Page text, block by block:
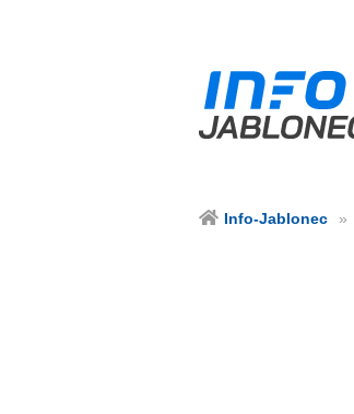
Info-Jablonec